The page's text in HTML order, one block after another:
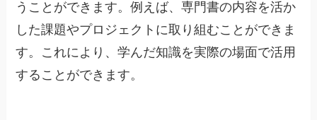
うことができます。例えば、専門書の内容を活か
した課題やプロジェクトに取り組むことができま
す。これにより、学んだ知識を実際の場面で活用
することができます。